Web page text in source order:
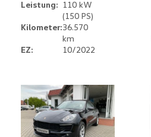
Leistung: 110 kW
(150 PS)
Kilometer:36.570
km
EZ:
10/2022